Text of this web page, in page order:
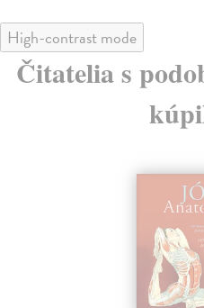
High-contrast mode
Čitatelia s